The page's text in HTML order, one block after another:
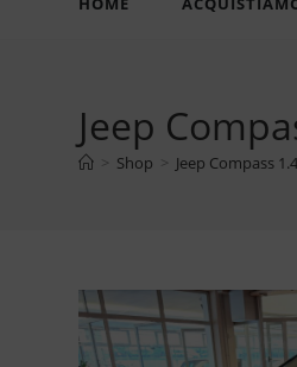
Jeep
> Shop > Jeep Compass